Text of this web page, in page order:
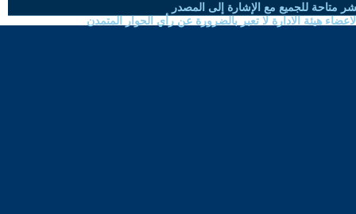
متاحة للجميع مع الإشارة إلى المصدر
هيئة الادارة لا تعبر بالضرورة عن رأي الحوار المتمدن